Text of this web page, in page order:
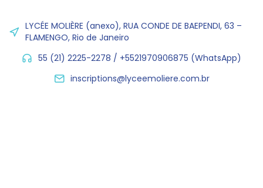
LYCÉE MOLIÈRE (anexo), RUA CONDE DE BAEPENDI, 63 –
FLAMENGO, Rio de Janeiro
55 (21) 2225-2278 / +5521970906875 (WhatsApp)
inscriptions@lyceemoliere.com.br